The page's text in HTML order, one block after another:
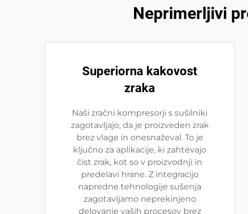
Neprimerljivi
Superiorna kakovost
zraka
Naši zračni kompresorji s sušilniki
zagotavljajo, da je proizveden zrak
brez vlage in onesnaževal. To je
ključno za aplikacije, ki zahtevajo
čist zrak, kot so v proizvodnji in
predelavi hrane. Z integracijo
napredne tehnologije sušenja
zagotavljamo neprekinjeno
delovanje vaših procesov brez